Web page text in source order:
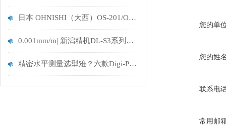
日本 OHNISHI（大西）OS-201/OS-202 水平仪 产品分析
0.001mm/m| 新潟精机DL-S3系列水平仪：半导体与精密仪器调平的选择
精密水平测量选型难？六款Digi-Pas 2轴数字水平仪深度对比，一篇读懂！
您的单
您的姓
联系电
常用邮